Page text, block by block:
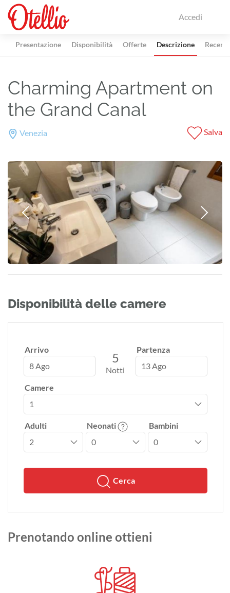
Accedi
Presentazione Disponibilità Offerte Descrizione
Charming Apartment on
the Grand Canal
Venezia Salva
Disponibilità delle camere
Arrivo
8 Ago
5
Notti
Partenza
13 Ago
Camere
Adulti Neonati Bambini
Cerca
Prenotando online ottieni